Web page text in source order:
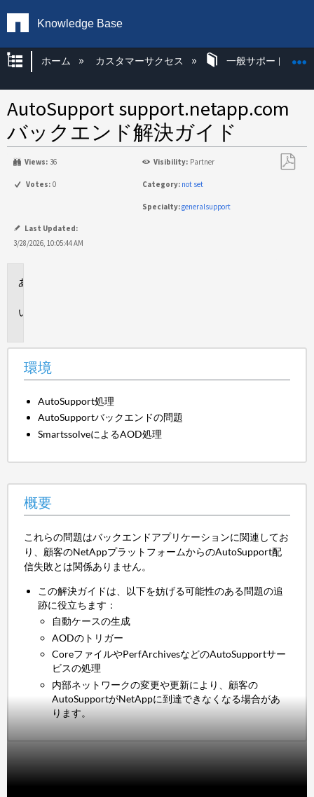
Knowledge Base
グローバル階層を展開/折りたたむ
ホーム カスタマーサクセス 一般サポート
AutoSupport support.netapp.com
バックエンド解決ガイド
Views: 36 Visibility: Partner
Votes: 0 Category: not set
Specialty:generalsupport
Last Updated:
3/28/2026, 10:05:44 AM
環境
AutoSupport処理
AutoSupportバックエンドの問題
SmartssolveによるAOD処理
概要
これらの問題はバックエンドアプリケーションに関連してお
り、顧客のNetAppプラットフォームからのAutoSupport配
信失敗とは関係ありません。
この解決ガイドは、以下を妨げる可能性のある問題の追
跡に役立ちます：
自動ケースの生成
AODのトリガー
CoreファイルやPerfArchivesなどのAutoSupportサー
ビスの処理
内部ネットワークの変更や更新により、顧客の
AutoSupportがNetAppに到達できなくなる場合があ
ります。